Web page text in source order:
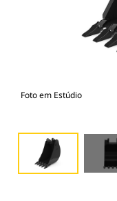
Foto em Estúdio